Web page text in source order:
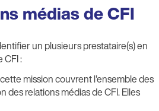
médias de CFI
un plusieurs prestataire(s) en
CFI :
mission couvrent l'ensemble des
des relations médias de CFI. Elles